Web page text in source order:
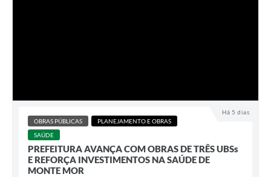
Há 5 dias
OBRAS PÚBLICAS
PLANEJAMENTO E OBRAS
SAÚDE
PREFEITURA AVANÇA COM OBRAS DE TRÊS UBSs
E REFORÇA INVESTIMENTOS NA SAÚDE DE
MONTE MOR